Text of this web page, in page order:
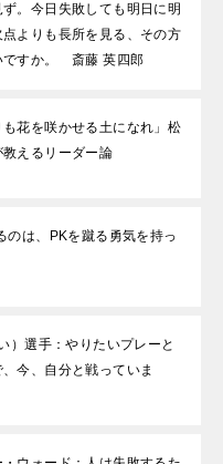
。今日失敗しても明日に明
よりも長所を見る、その方
ですか。 斎藤 英四郎
も花を咲かせる土になれ」松
えるリーダー論
のは、PKを蹴る勇気を持っ
）選手：やりたいプレーと
今、自分と戦っていま